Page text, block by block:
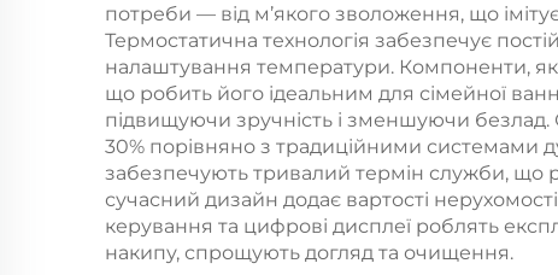
легкого
прибирання
потреби — від м’якого зволоження, що
Термостатична технологія забезпечує
налаштування температури. Компоненти,
що робить його ідеальним для сімейної
підвищуючи зручність і зменшуючи безлад.
30% порівняно з традиційними системами
забезпечують тривалий термін служби, що
сучасний дизайн додає вартості
керування та цифрові дисплеї роблять
накипу, спрощують догляд та очищення.